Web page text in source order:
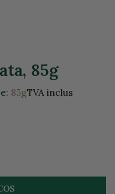
85g
85gTVA inclus